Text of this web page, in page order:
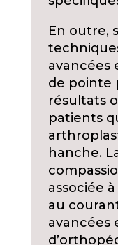
En outre,
avancées
de pointe
résultats
patients
hanche.
associée
au
avancées